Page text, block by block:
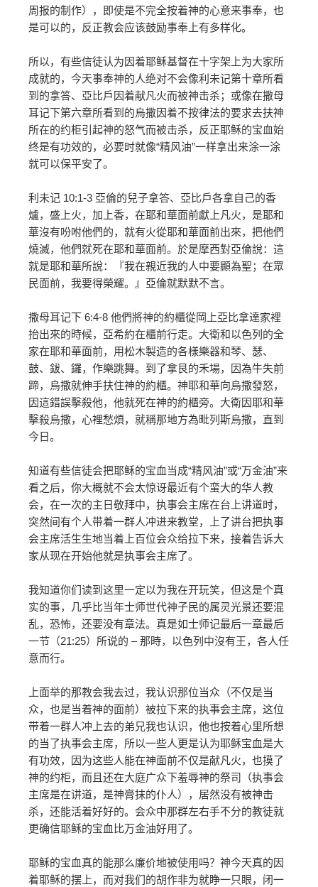
周报的制作），即使是不完全按着神的心意来事奉，也
是可以的，反正教会应该鼓励事奉上有多样化。
所以，有些信徒认为因着耶稣基督在十字架上为大家所
成就的，今天事奉神的人绝对不会像利未记第十章所看
到的拿答、亞比戶因着献凡火而被神击杀；或像在撒母
耳记下第六章所看到的烏撒因着不按律法的要求去扶神
所在的约柜引起神的怒气而被击杀，反正耶稣的宝血始
终是有功效的，必要时就像“精风油”一样拿出来涂一涂
就可以保平安了。
利未记 10:1-3 亞倫的兒子拿答、亞比戶各拿自己的香
爐，盛上火，加上香，在耶和華面前獻上凡火，是耶和
華沒有吩咐他們的，就有火從耶和華面前出來，把他們
燒滅，他們就死在耶和華面前。於是摩西對亞倫說：這
就是耶和華所說：『我在親近我的人中要顯為聖；在眾
民面前，我要得榮耀。』亞倫就默默不言。
撒母耳记下 6:4-8 他們將神的約櫃從岡上亞比拿達家裡
抬出來的時候，亞希約在櫃前行走。大衛和以色列的全
家在耶和華面前，用松木製造的各樣樂器和琴、瑟、
鼓、鈸、鑼，作樂跳舞。到了拿艮的禾場，因為牛失前
蹄，烏撒就伸手扶住神的約櫃。神耶和華向烏撒發怒，
因這錯誤擊殺他，他就死在神的約櫃旁。大衛因耶和華
擊殺烏撒，心裡愁煩，就稱那地方為毗列斯烏撒，直到
今日。
知道有些信徒会把耶稣的宝血当成“精风油”或“万金油”来
看之后，你大概就不会太惊讶最近有个蛮大的华人教
会，在一次的主日敬拜中，执事会主席在台上讲道时，
突然间有个人带着一群人冲进来教堂，上了讲台把执事
会主席活生生地当着上百位会众给拉下来，接着告诉大
家从现在开始他就是执事会主席了。
我知道你们读到这里一定以为我在开玩笑，但这是个真
实的事，几乎比当年士师世代神子民的属灵光景还要混
乱，恐怖，还要没有章法。真是如士师记最后一章最后
一节（21:25）所说的 – 那時，以色列中沒有王，各人任
意而行。
上面举的那教会我去过，我认识那位当众（不仅是当
众，也是当着神的面前）被拉下来的执事会主席，这位
带着一群人冲上去的弟兄我也认识，他也按着心里所想
的当了执事会主席，所以一些人更是认为耶稣宝血是大
有功效，因为这些人能在神面前不仅是献凡火，也摸了
神的约柜，而且还在大庭广众下羞辱神的祭司（执事会
主席是在讲道，是神膏抹的仆人），居然没有被神击
杀，还能活着好好的。会众中那群左右手不分的教徒就
更确信耶稣的宝血比万金油好用了。
耶稣的宝血真的能那么廉价地被使用吗？神今天真的因
着耶稣的摆上，而对我们的胡作非为就睁一只眼，闭一